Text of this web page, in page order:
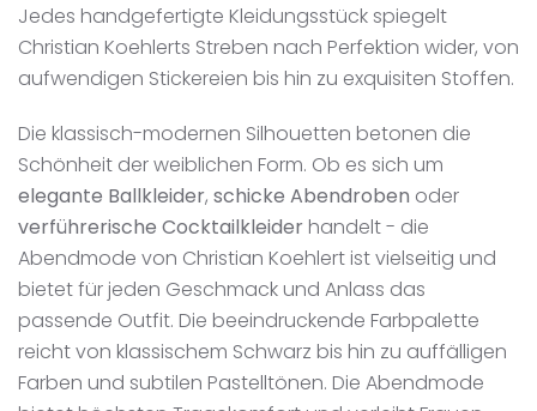
Jedes handgefertigte Kleidungsstück spiegelt
Christian Koehlerts Streben nach Perfektion wider, von
aufwendigen Stickereien bis hin zu exquisiten Stoffen.
Die klassisch-modernen Silhouetten betonen die
Schönheit der weiblichen Form. Ob es sich um
elegante Ballkleider, schicke Abendroben oder
verführerische Cocktailkleider handelt - die
Abendmode von Christian Koehlert ist vielseitig und
bietet für jeden Geschmack und Anlass das
passende Outfit. Die beeindruckende Farbpalette
reicht von klassischem Schwarz bis hin zu auffälligen
Farben und subtilen Pastelltönen. Die Abendmode